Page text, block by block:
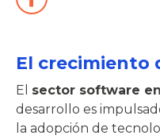
El crecimiento
El sector software
desarrollo es
la adopción de